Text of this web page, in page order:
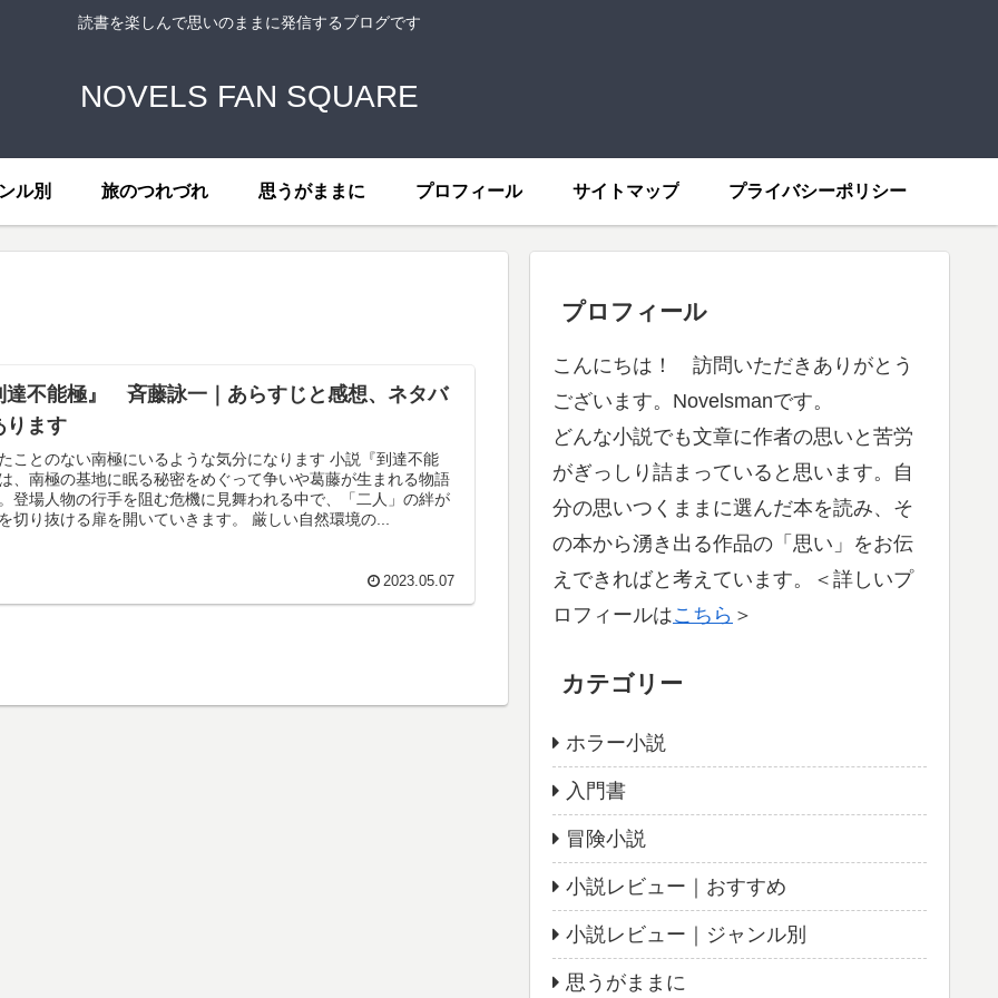
読書を楽しんで思いのままに発信するブログです
NOVELS FAN SQUARE
ル別 旅のつれづれ 思うがままに プロフィール サイトマップ プライバシーポリシー
達不能極』 斉藤詠一｜あらすじと感想、ネタバ
ります
ことのない南極にいるような気分になります 小説『到達不能
、南極の基地に眠る秘密をめぐって争いや葛藤が生まれる物語
登場人物の行手を阻む危機に見舞われる中で、「二人」の絆が
切り抜ける扉を開いていきます。 厳しい自然環境の...
2023.05.07
プロフィール
こんにちは！ 訪問いただきありがとう
ございます。Novelsmanです。
どんな小説でも文章に作者の思いと苦労
がぎっしり詰まっていると思います。自
分の思いつくままに選んだ本を読み、そ
の本から湧き出る作品の「思い」をお伝
えできればと考えています。＜詳しいプ
ロフィールはこちら ＞
カテゴリー
ホラー小説
入門書
冒険小説
小説レビュー｜おすすめ
小説レビュー｜ジャンル別
思うがままに